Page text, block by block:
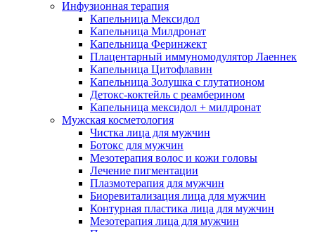
Инфузионная терапия
Капельница Мексидол
Капельница Милдронат
Капельница Феринжект
Плацентарный иммуномодулятор Лаеннек
Капельница Цитофлавин
Капельница Золушка с глутатионом
Детокс-коктейль с реамберином
Капельница мексидол + милдронат
Мужская косметология
Чистка лица для мужчин
Ботокс для мужчин
Мезотерапия волос и кожи головы
Лечение пигментации
Плазмотерапия для мужчин
Биоревитализация лица для мужчин
Контурная пластика лица для мужчин
Мезотерапия лица для мужчин